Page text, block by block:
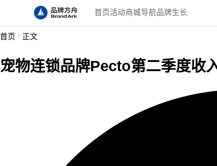
首页 活动商城导航品牌生长
首页 正文
宠物连锁品牌Pecto第二季度收